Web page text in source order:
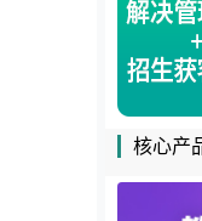
核心产